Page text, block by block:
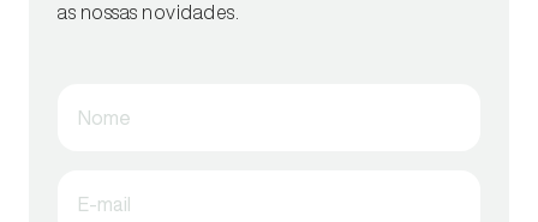
as nossas novidades.
Nome
E-mail